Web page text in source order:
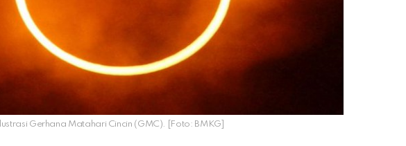
Ilustrasi Gerhana Matahari Cincin (GMC). [Foto: BMKG]